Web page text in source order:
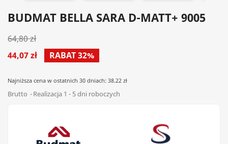
BUDMAT BELLA SARA D-MATT+ 9005
64,80 zł
44,07 zł
RABAT 32%
Najniższa cena w ostatnich 30 dniach: 38.22 zł
Brutto Realizacja 1 - 5 dni roboczych